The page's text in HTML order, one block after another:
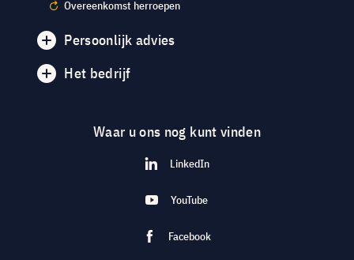
Overeenkomst herroepen
Persoonlijk advies
Het bedrijf
Waar u ons nog kunt vinden
LinkedIn
YouTube
Facebook